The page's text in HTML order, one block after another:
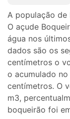
A população de
O açude
água nos
dados são os
centímetros o
o acumulado
centímetros. O
m3,
boqueirão foi